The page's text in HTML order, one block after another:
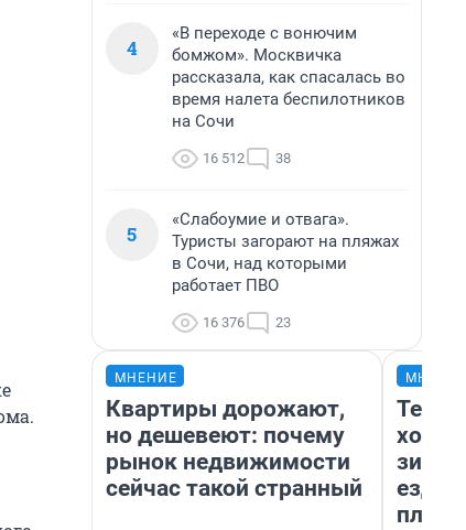
4
«В переходе с вонючим
бомжом». Москвичка
рассказала, как спасалась во
время налета беспилотников
на Сочи
16 512 38
5
«Слабоумие и отвага».
Туристы загорают на пляжах
в Сочи, над которыми
работает ПВО
16 376 23
МНЕНИЕ
Квартиры дорожают,
но дешевеют: почему
рынок недвижимости
сейчас такой странный
ездит